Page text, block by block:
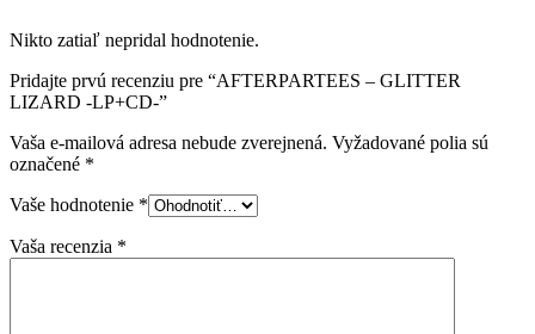
Nikto zatiaľ nepridal hodnotenie.
Pridajte prvú recenziu pre “AFTERPARTEES – GLITTER
LIZARD -LP+CD-”
Vaša e-mailová adresa nebude zverejnená. Vyžadované polia sú
označené *
Vaše hodnotenie *
Vaša recenzia *